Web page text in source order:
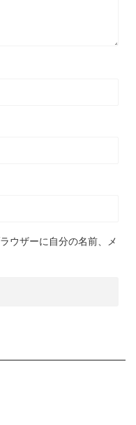
ウザーに自分の名前、メ